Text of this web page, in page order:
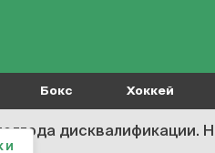
Бокс Хоккей
Но он говорит,